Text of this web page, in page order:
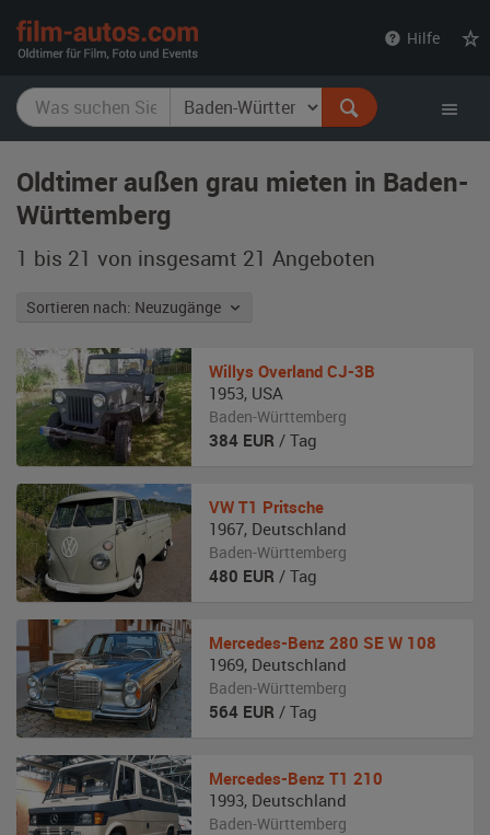
Hilfe
Oldtimer außen grau mieten in Baden-
Württemberg
1 bis 21 von insgesamt 21 Angeboten
Sortieren nach: Neuzugänge
Willys Overland CJ-3B
1953, USA
Baden-Württemberg
384 EUR / Tag
VW T1 Pritsche
1967, Deutschland
Baden-Württemberg
480 EUR / Tag
Mercedes-Benz 280 SE W 108
1969, Deutschland
Baden-Württemberg
564 EUR / Tag
Mercedes-Benz T1 210
1993, Deutschland
Baden-Württemberg